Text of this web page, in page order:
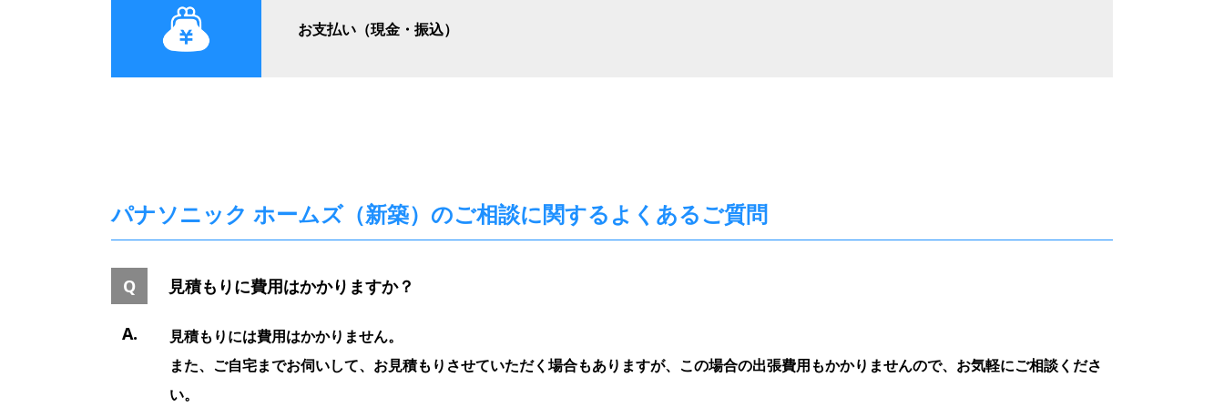
お支払い（現金・振込）
パナソニック ホームズ（新築）のご相談に関するよくあるご質問
見積もりに費用はかかりますか？
見積もりには費用はかかりません。
また、ご自宅までお伺いして、お見積もりさせていただく場合もありますが、この場合の出張費用もかかりませんので、お気軽にご相談くださ
い。